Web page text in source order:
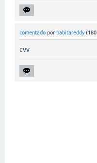
comentado por babitareddy (180
cvv